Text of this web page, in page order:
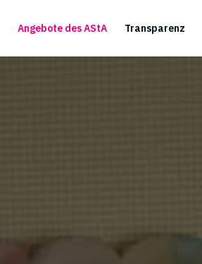
Angebote des AStA Transparenz